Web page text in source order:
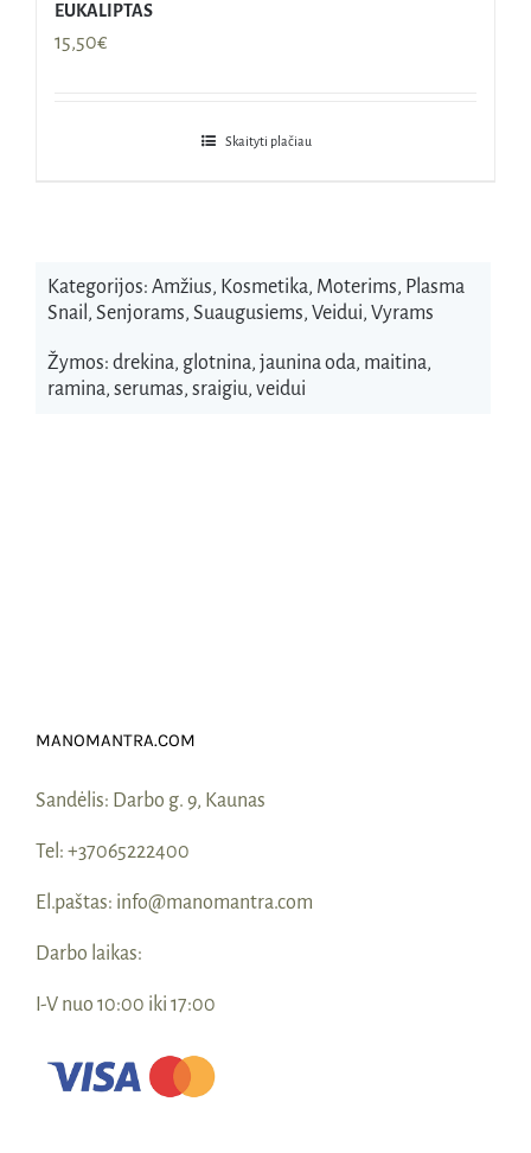
EUKALIPTAS
15,50€
Skaityti plačiau
Kategorijos: Amžius, Kosmetika, Moterims, Plasma
Snail , Senjorams, Suaugusiems, Veidui, Vyrams
Žymos: drekina, glotnina, jaunina oda, maitina,
ramina, serumas, sraigiu, veidui
MANOMANTRA.COM
Sandėlis: Darbo g. 9, Kaunas
Tel: +37065222400
El.paštas: info@manomantra.com
Darbo laikas:
I-V nuo 10:00 iki 17:00